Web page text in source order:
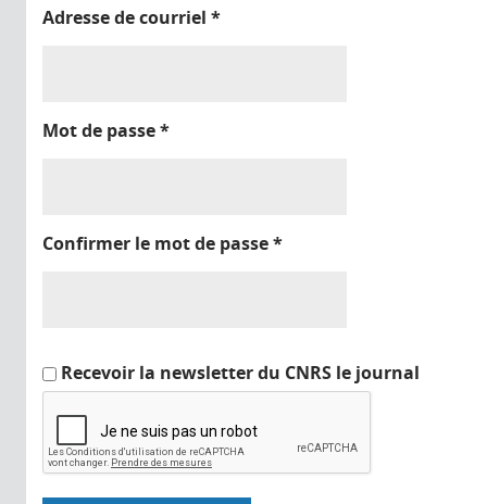
Adresse de courriel *
Mot de passe*
Confirmer le mot de passe*
Recevoir la newsletter du CNRS le journal